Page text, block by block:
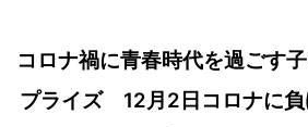
コロナ禍に青春時代を過ごす
プライズ 12月2日コロナに負